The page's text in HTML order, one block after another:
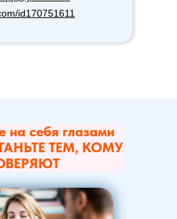
id170751611
на себя глазами
ТЕМ, КОМУ